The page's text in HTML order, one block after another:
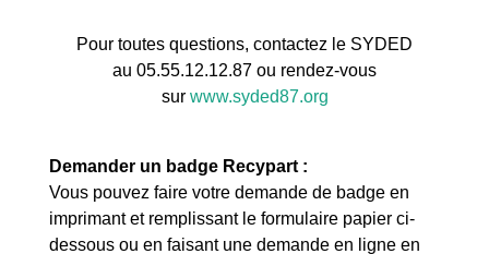
Pour toutes questions, contactez le SYDED
au 05.55.12.12.87 ou rendez-vous
sur www.syded87.org
Demander un badge Recypart :
Vous pouvez faire votre demande de badge en
imprimant et remplissant le formulaire papier ci-
dessous ou en faisant une demande en ligne en